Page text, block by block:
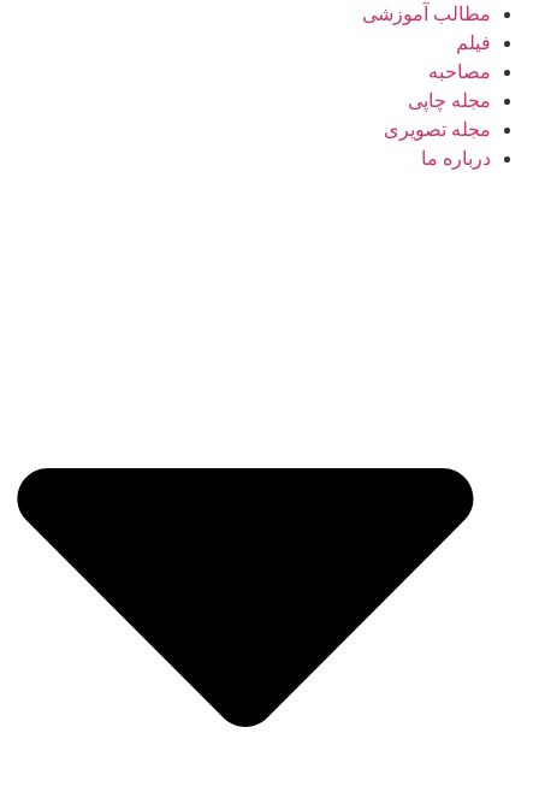
مطالب آموزشی
فیلم
مصاحبه
مجله چاپی
مجله تصویری
درباره ما